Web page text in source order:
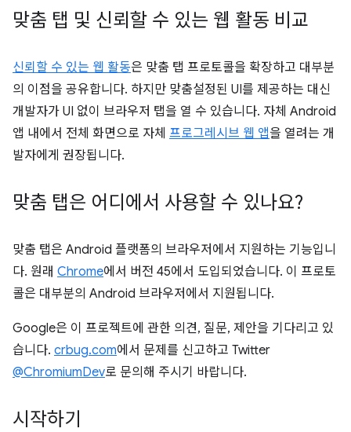
맞춤 탭 및 신뢰할 수 있는 웹 활동 비교
신뢰할 수 있는 웹 활동은 맞춤 탭 프로토콜을 확장하고 대부분
의 이점을 공유합니다. 하지만 맞춤설정된 UI를 제공하는 대신
개발자가 UI 없이 브라우저 탭을 열 수 있습니다. 자체 Android
앱 내에서 전체 화면으로 자체 프로그레시브 웹 앱을 열려는 개
발자에게 권장됩니다.
맞춤 탭은 어디에서 사용할 수 있나요?
맞춤 탭은 Android 플랫폼의 브라우저에서 지원하는 기능입니
다. 원래 Chrome에서 버전 45에서 도입되었습니다. 이 프로토
콜은 대부분의 Android 브라우저에서 지원됩니다.
Google은 이 프로젝트에 관한 의견, 질문, 제안을 기다리고 있
습니다. crbug.com에서 문제를 신고하고 Twitter
@ChromiumDev로 문의해 주시기 바랍니다.
시작하기